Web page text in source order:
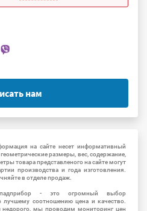
нам
на сайте несет информативный
размеры, вес, содержание,
товара представленого на сайте могут
производства и года изготовления.
в отделе продаж.
- это огромный выбор
лучшему соотношению цена и качество.
мы проводим мониторинг цен